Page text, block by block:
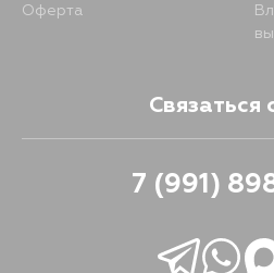
Оферта
Связаться
7 (991)